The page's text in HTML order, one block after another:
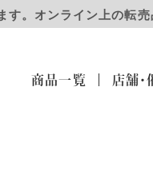
。オンライン上の転売
商品一覧 店舗・